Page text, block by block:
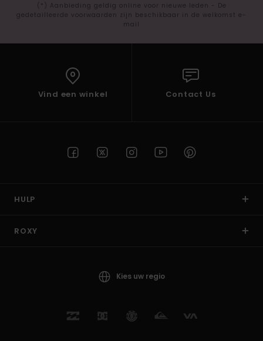
(*) Aanbieding geldig online voor nieuwe leden - De
gedetailleerde voorwaarden zijn beschikbaar in de welkomst e-
mail
Vind een winkel Contact Us
HULP
ROXY
Kies uw regio